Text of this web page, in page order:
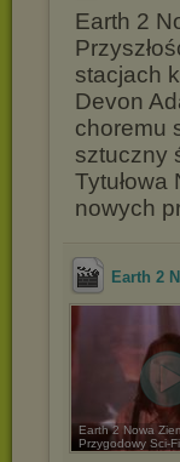
Earth 2
stacjach
Devon
choremu
sztuczny
Tytułowa
nowych
Earth 2
Earth 2 Nowa
Przygodowy Sci-Fi